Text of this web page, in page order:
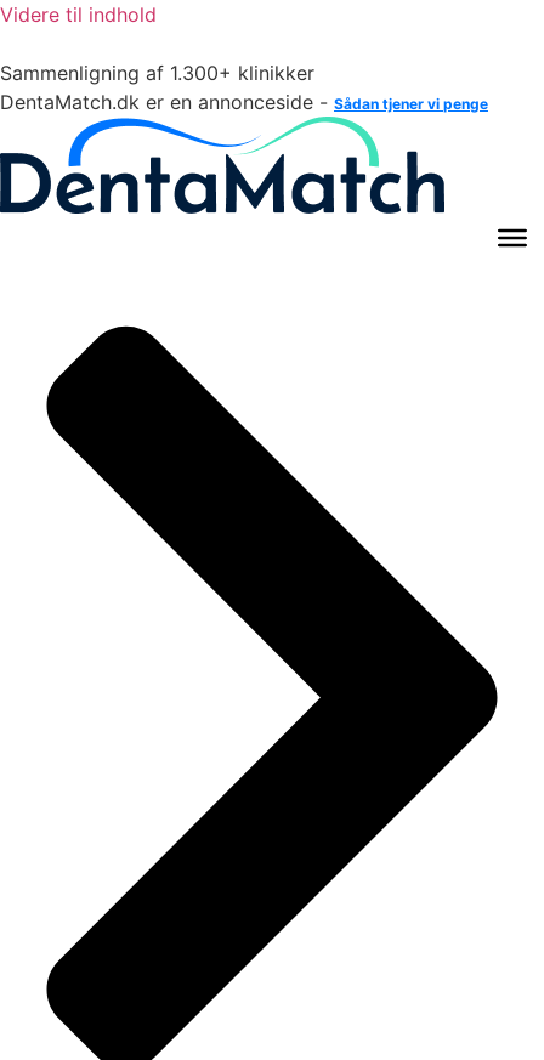
Videre til indhold
Sammenligning af 1.300+ klinikker
DentaMatch.dk er en annonceside - Sådan tjener vi penge